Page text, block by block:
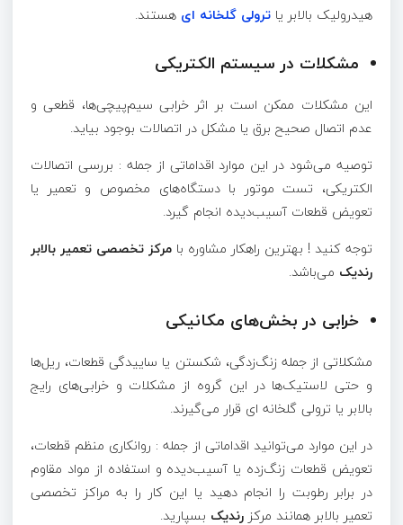
هیدرولیک بالابر یا ترولی گلخانه ‌ای هستند.
مشکلات در سیستم الکتریکی
این مشکلات ممکن است بر اثر خرابی سیم‌پیچی‌ها، قطعی و
عدم اتصال صحیح برق یا مشکل در اتصالات بوجود بیاید.
توصیه می‌شود در این موارد اقداماتی از جمله : بررسی اتصالات
الکتریکی، تست موتور با دستگاه‌های مخصوص و تعمیر یا
تعویض قطعات آسیب‌دیده انجام گیرد.
توجه کنید ! بهترین راهکار مشاوره با مرکز تخصصی تعمیر بالابر
رندیک می‌باشد.
خرابی در بخش‌های مکانیکی
مشکلاتی از جمله زنگ‌زدگی، شکستن یا ساییدگی قطعات، ریل‌ها
و حتی لاستیک‌ها در این گروه از مشکلات و خرابی‌های رایج
بالابر یا ترولی گلخانه‌ ای قرار می‌گیرند.
در این موارد می‌توانید اقداماتی از جمله : روانکاری منظم قطعات،
تعویض قطعات زنگ‌زده یا آسیب‌دیده و استفاده از مواد مقاوم
در برابر رطوبت را انجام دهید یا این کار را به مراکز تخصصی
تعمیر بالابر همانند مرکز رندیک بسپارید.